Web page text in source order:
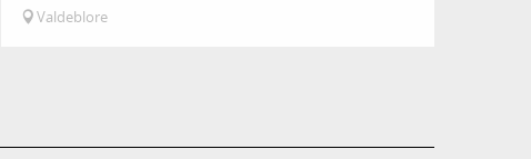
Valdeblore